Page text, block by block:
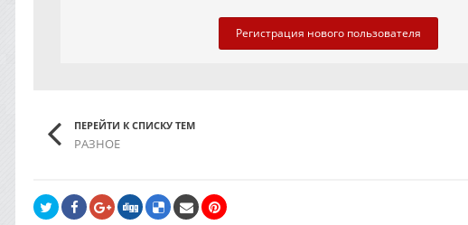
Регистрация нового пользователя
ПЕРЕЙТИ К СПИСКУ ТЕМ
РАЗНОЕ